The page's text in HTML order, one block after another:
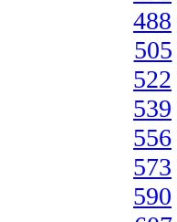
488
505
522
539
556
573
590